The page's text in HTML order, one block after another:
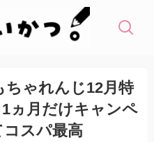
ちゃれんじ12月特
ヵ月だけキャンペ
スパ最高